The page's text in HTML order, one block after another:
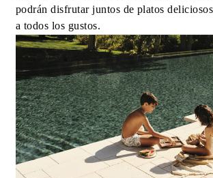
podrán disfrutar juntos de platos
a todos los gustos.